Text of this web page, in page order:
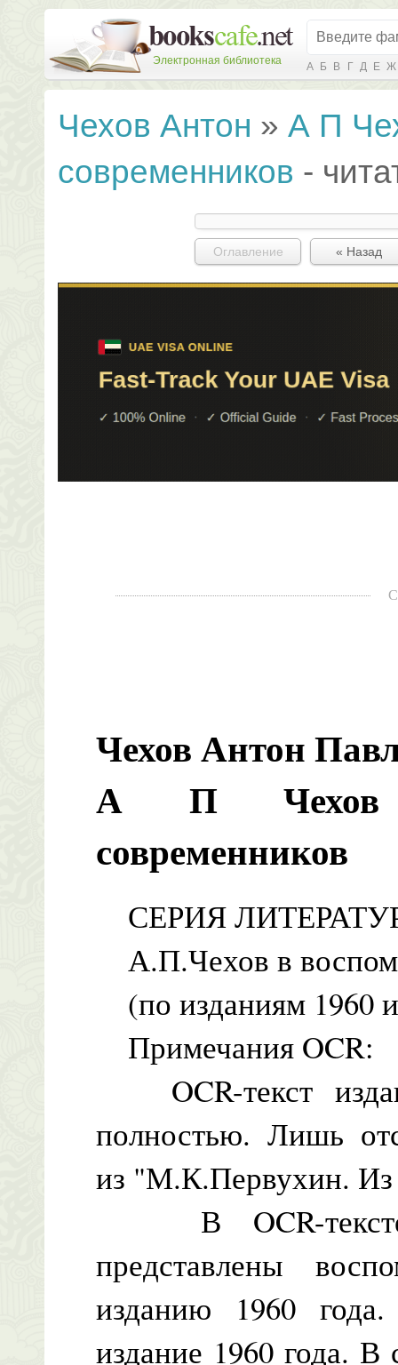
Электронная библиотека А Б В Г Д Е Ж
Чехов Антон » А П
современников -
Оглавление « Назад
Чехов Антон
А П Чехов
современников
СЕРИЯ
А.П.Чехов в
(по изданиям 1960
Примечания OCR:
OCR-текст
полностью. Лишь
из "М.К.Первухин. Из
В OCR-тексте
представлены
изданию 1960
издание 1960 года.